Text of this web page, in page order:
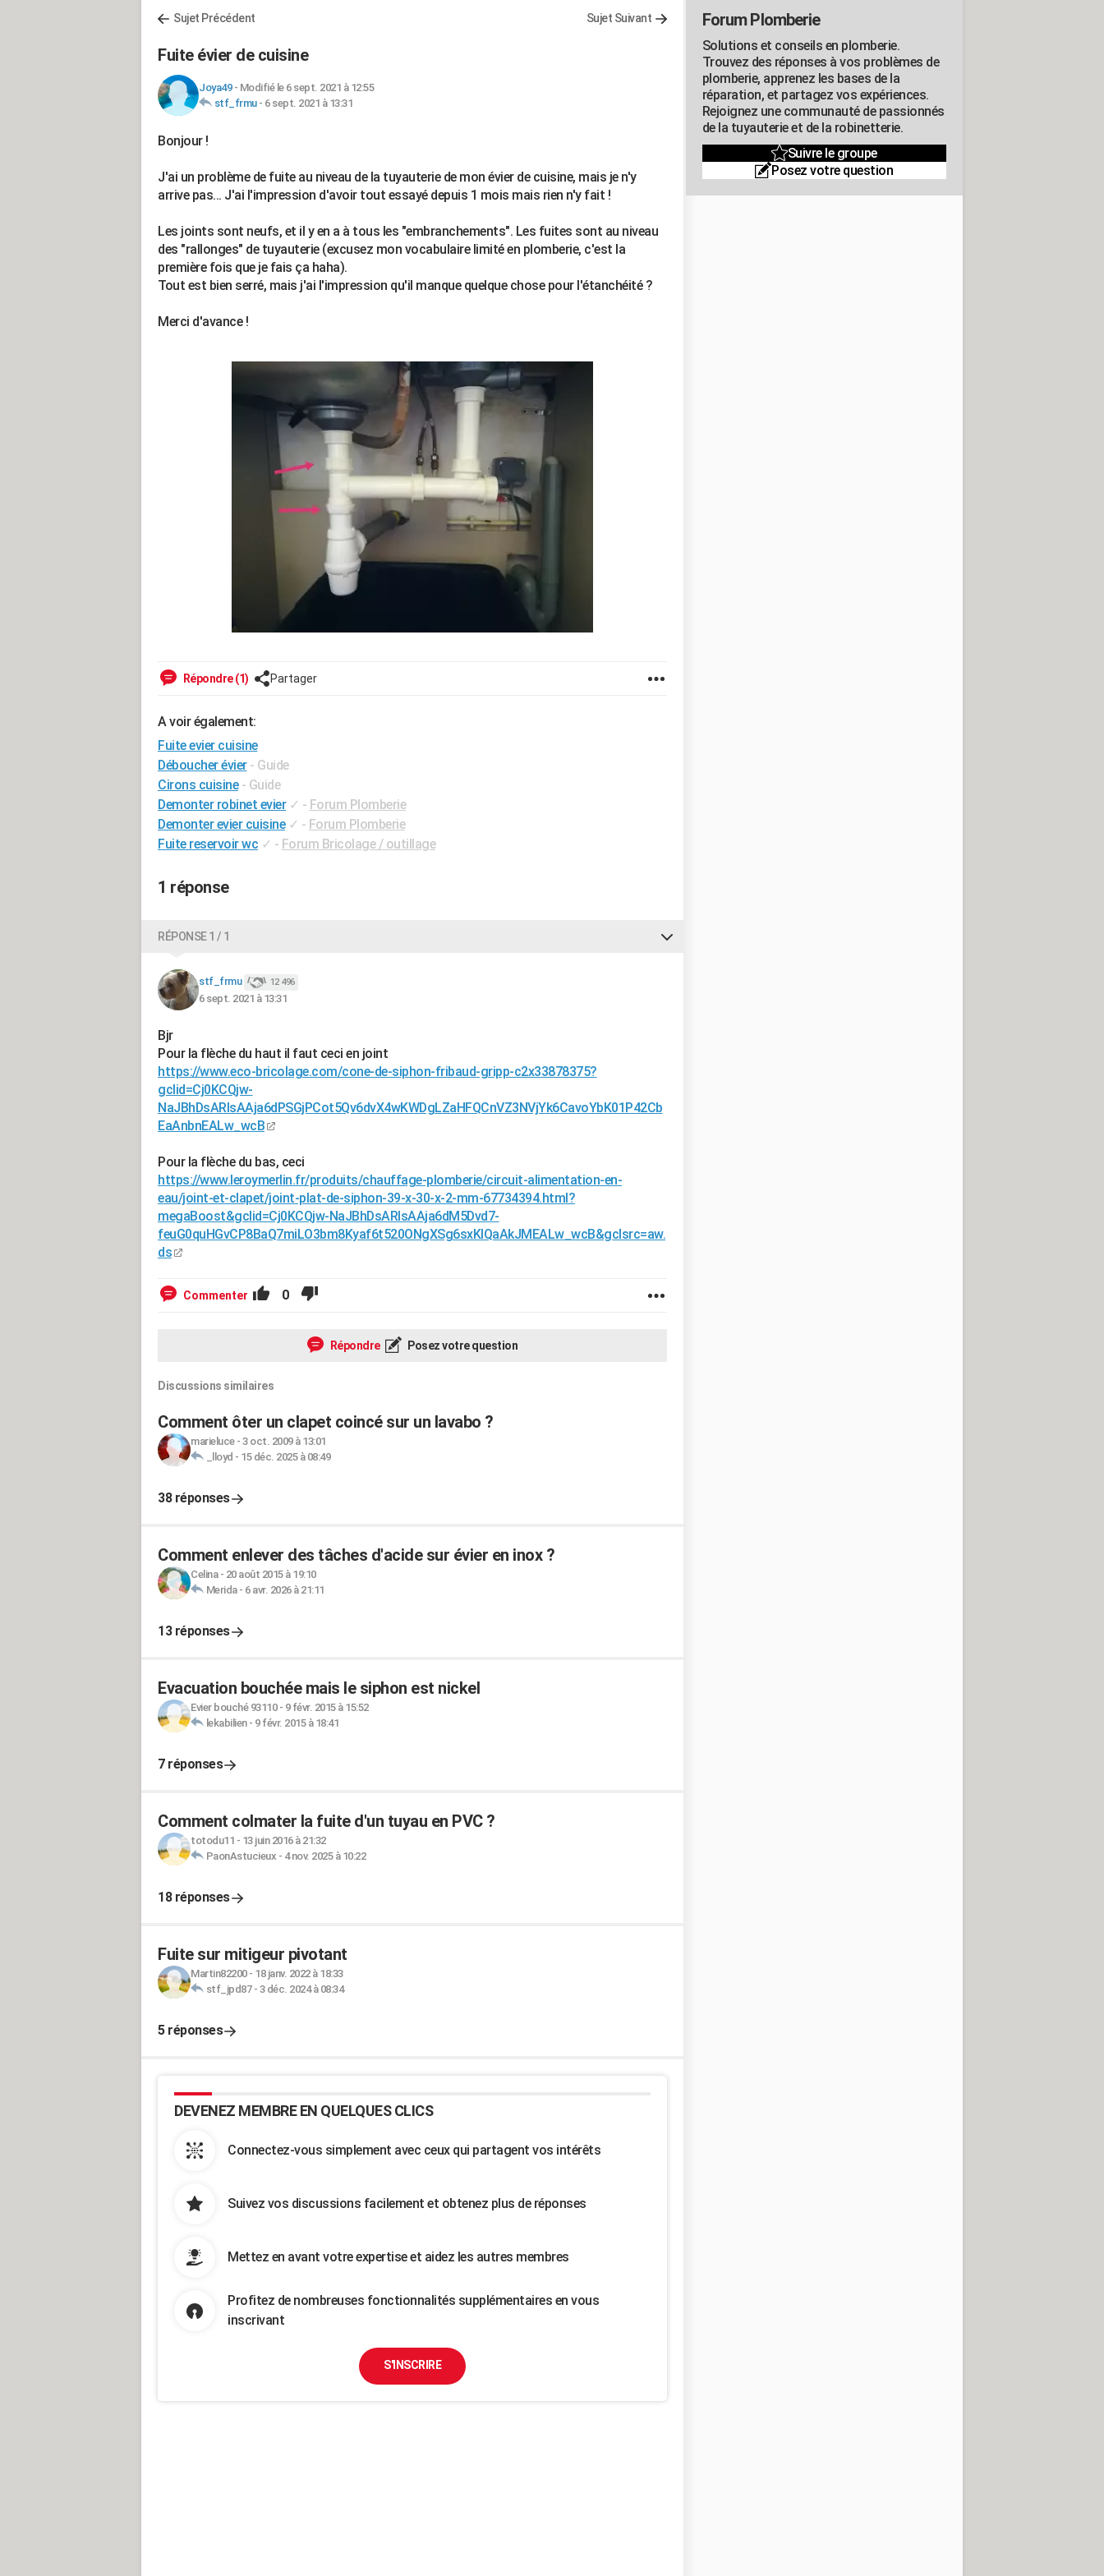
Sujet Précédent Sujet Suivant
Fuite évier de cuisine
Joya49- Modifié le 6 sept. 2021 à 12:55
stf_frmu- 6 sept. 2021 à 13:31
Bonjour !
J'ai un problème de fuite au niveau de la tuyauterie de mon évier de cuisine, mais je n'y
arrive pas... J'ai l'impression d'avoir tout essayé depuis 1 mois mais rien n'y fait !
Les joints sont neufs, et il y en a à tous les "embranchements". Les fuites sont au niveau
des "rallonges" de tuyauterie (excusez mon vocabulaire limité en plomberie, c'est la
première fois que je fais ça haha).
Tout est bien serré, mais j'ai l'impression qu'il manque quelque chose pour l'étanchéité ?
Merci d'avance !
Répondre (1) Partager
A voir également:
Fuite evier cuisine
Déboucher évier - Guide
Cirons cuisine - Guide
Demonter robinet evier ✓ - Forum Plomberie
Demonter evier cuisine ✓ - Forum Plomberie
Fuite reservoir wc ✓ - Forum Bricolage / outillage
1 réponse
RÉPONSE 1 / 1
stf_frmu 12 496
6 sept. 2021 à 13:31
Bjr
Pour la flèche du haut il faut ceci en joint
https://www.eco-bricolage.com/cone-de-siphon-fribaud-gripp-c2x33878375?
gclid=Cj0KCQjw-
NaJBhDsARIsAAja6dPSGjPCot5Qv6dvX4wKWDgLZaHFQCnVZ3NVjYk6CavoYbK01P42Cb
EaAnbnEALw_wcB
Pour la flèche du bas, ceci
https://www.leroymerlin.fr/produits/chauffage-plomberie/circuit-alimentation-en-
eau/joint-et-clapet/joint-plat-de-siphon-39-x-30-x-2-mm-67734394.html?
megaBoost&gclid=Cj0KCQjw-NaJBhDsARIsAAja6dM5Dvd7-
feuG0quHGvCP8BaQ7miLO3bm8Kyaf6t520ONgXSg6sxKIQaAkJMEALw_wcB&gclsrc=aw.
ds
Commenter 0
Répondre Posez votre question
Discussions similaires
Comment ôter un clapet coincé sur un lavabo ?
marieluce- 3 oct. 2009 à 13:01
_lloyd - 15 déc. 2025 à 08:49
38 réponses
Comment enlever des tâches d'acide sur évier en inox ?
Celina- 20 août 2015 à 19:10
Merida- 6 avr. 2026 à 21:11
13 réponses
Evacuation bouchée mais le siphon est nickel
Evier bouché 93110- 9 févr. 2015 à 15:52
lekabilien- 9 févr. 2015 à 18:41
7 réponses
Comment colmater la fuite d'un tuyau en PVC ?
totodu11 - 13 juin 2016 à 21:32
PaonAstucieux - 4 nov. 2025 à 10:22
18 réponses
Fuite sur mitigeur pivotant
Martin82200- 18 janv. 2022 à 18:33
stf_jpd87- 3 déc. 2024 à 08:34
5 réponses
DEVENEZ MEMBRE EN QUELQUES CLICS
Connectez-vous simplement avec ceux qui partagent vos intérêts
Suivez vos discussions facilement et obtenez plus de réponses
Mettez en avant votre expertise et aidez les autres membres
Profitez de nombreuses fonctionnalités supplémentaires en vous
inscrivant
S'INSCRIRE
Forum Plomberie
Solutions et conseils en plomberie.
Trouvez des réponses à vos problèmes de
plomberie, apprenez les bases de la
réparation, et partagez vos expériences.
Rejoignez une communauté de passionnés
de la tuyauterie et de la robinetterie.
Suivre le groupe
Posez votre question